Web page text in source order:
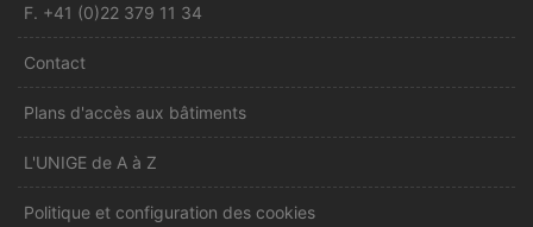
F. +41 (0)22 379 11 34
Contact
Plans d'accès aux bâtiments
L'UNIGE de A à Z
Politique et configuration des cookies